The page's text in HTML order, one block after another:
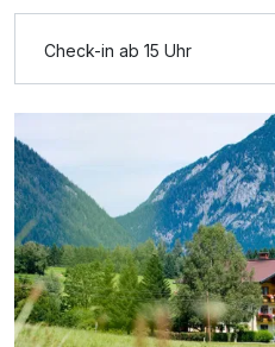
Für 4 Tage
Einzelzimmer
1 Erwachsenen und 1 Kind
Check-in ab 15 Uhr